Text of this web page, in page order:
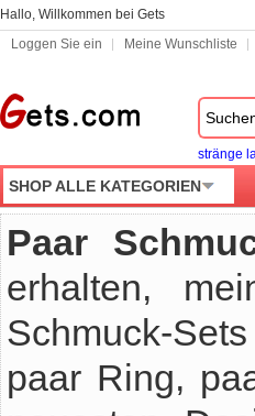
Hallo, Willkommen bei Gets
Loggen Sie ein
Meine Wunschliste
stränge
SHOP ALLE KATEGORIEN
Paar
erhalten,
Schmuck-
paar Ring,